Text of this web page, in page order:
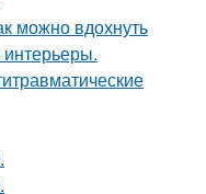
можно вдохнуть